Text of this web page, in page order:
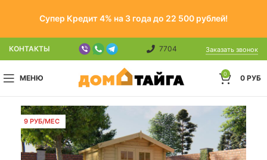
Супер Кредит 4% на 3 года до 22 500 рублей!
КОНТАКТЫ 7704 Заказать звонок
МЕНЮ 0 0 РУБ
9 РУБ/МЕС